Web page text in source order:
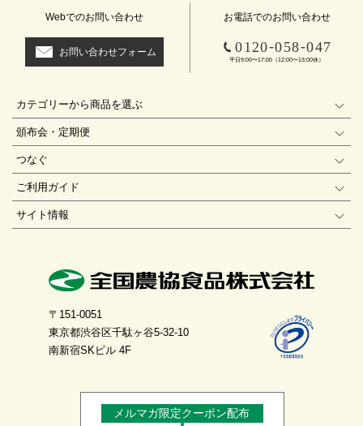
Webでのお問い合わせ
お問い合わせフォーム
お電話でのお問い合わせ
0120-058-047
平日9:00〜17:00（12:00〜13:00休）
カテゴリーから商品を選ぶ
頒布会・定期便
つなぐ
ご利用ガイド
サイト情報
〒151-0051
東京都渋谷区千駄ヶ谷5-32-10
南新宿SKビル 4F
メルマガ限定クーポン配布